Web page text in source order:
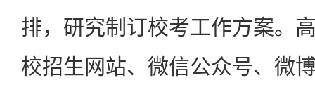
排，研究制订校考工作方案。
校招生网站、微信公众号、微